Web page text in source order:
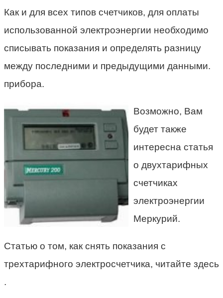
Как и для всех типов счетчиков, для оплаты
использованной электроэнергии необходимо
списывать показания и определять разницу
между последними и предыдущими данными.
прибора.
Возможно, Вам
будет также
интересна статья
о двухтарифных
счетчиках
электроэнергии
Меркурий.
Статью о том, как снять показания с
трехтарифного электросчетчика, читайте здесь
.